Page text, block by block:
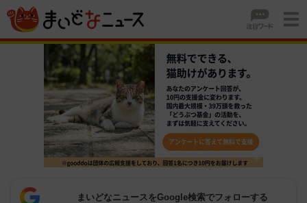
まいどなニュースをGoogle検索でフォローする